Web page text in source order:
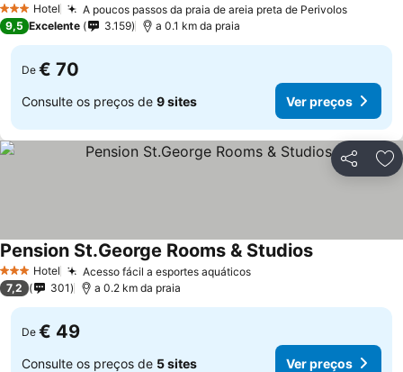
3 EstrelasHotel A poucos passos da praia de areia preta de Perivolos
9,5 Excelente 3.159 a 0.1 km da praia
De € 70
Consulte os preços de 9 sites Ver preços
Partilhar
3 EstrelasHotel Acesso fácil a esportes aquáticos
Pension St.George Rooms & Studios
7,2 301 a 0.2 km da praia
De € 49
Consulte os preços de 5 sites Ver preços